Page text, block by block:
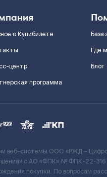
о Купибилете
центр
программа
База
Где
Блог
веб-системы ООО «РЖД –
c АО «ФПК» № ФПК-22-
покупки. По вопросам